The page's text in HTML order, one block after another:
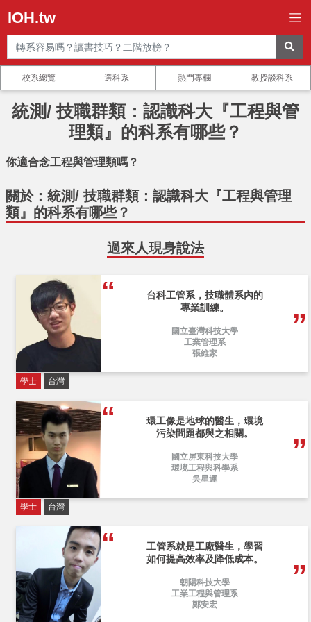
IOH.tw
校系總覽 選科系 熱門專欄 教授談科系
統測/ 技職群類：認識科大『工程與管
理類』的科系有哪些？
你適合念工程與管理類嗎？
關於：統測/ 技職群類：認識科大『工程與管理
類』的科系有哪些？
過來人現身說法
台科工管系，技職體系內的
專業訓練。
國立臺灣科技大學
工業管理系
張維家
學士 台灣
環工像是地球的醫生，環境
污染問題都與之相關。
國立屏東科技大學
環境工程與科學系
吳星運
學士 台灣
工管系就是工廠醫生，學習
如何提高效率及降低成本。
朝陽科技大學
工業工程與管理系
鄭安宏